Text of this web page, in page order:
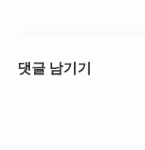
댓글 남기기